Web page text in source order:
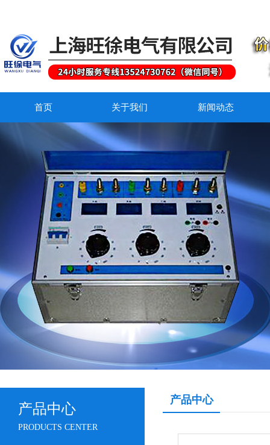
首页 关于我们 新闻动态
产品中心
PRODUCTS CENTER
产品中心